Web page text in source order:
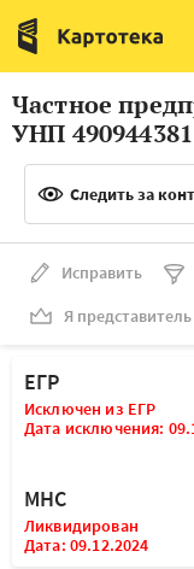
Италия
Люксембург
Латвия
Словения
Франция
Швеция
Мальта
Частное
УНП 490944381
Следить за
Исправить
Я
ЕГР
Исключен из ЕГР
Дата исключения:
МНС
Ликвидирован
Дата: 09.12.2024